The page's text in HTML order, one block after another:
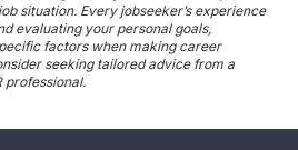
situation. Every jobseeker’s experience
evaluating your personal goals,
factors when making career
seeking tailored advice from a
professional.